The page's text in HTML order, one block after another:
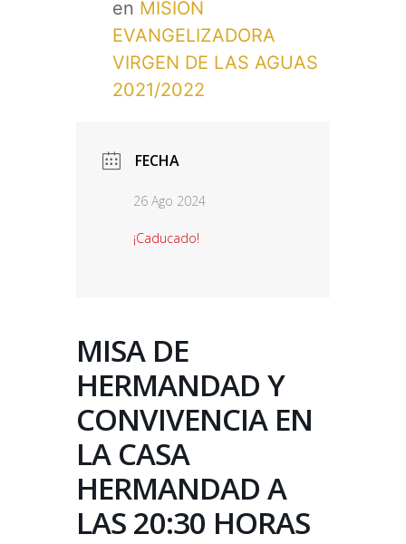
en MISIÓN
EVANGELIZADORA
VIRGEN DE LAS AGUAS
2021/2022
FECHA
26 Ago 2024
¡Caducado!
MISA DE
HERMANDAD Y
CONVIVENCIA EN
LA CASA
HERMANDAD A
LAS 20:30 HORAS